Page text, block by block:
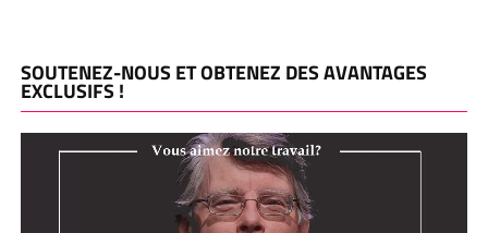
SOUTENEZ-NOUS ET OBTENEZ DES AVANTAGES
EXCLUSIFS !